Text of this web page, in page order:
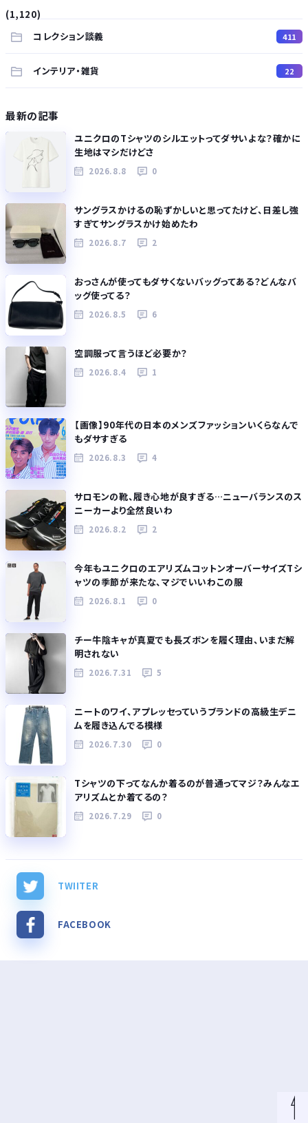
(1,120)
コレクション談義
411
インテリア・雑貨 22
最新の記事
ユニクロのTシャツのシルエットってダサいよな？確かに
生地はマシだけどさ
2026.8.8 0
サングラスかけるの恥ずかしいと思ってたけど、日差し強
すぎてサングラスかけ始めたわ
2026.8.7 2
おっさんが使ってもダサくないバッグってある？どんなバ
ッグ使ってる？
2026.8.5 6
空調服って言うほど必要か？
2026.8.4 1
【画像】90年代の日本のメンズファッションいくらなんで
もダサすぎる
2026.8.3 4
サロモンの靴、履き心地が良すぎる…ニューバランスのス
ニーカーより全然良いわ
2026.8.2 2
今年もユニクロのエアリズムコットンオーバーサイズTシ
ャツの季節が来たな、マジでいいわこの服
2026.8.1 0
チー牛陰キャが真夏でも長ズボンを履く理由、いまだ解
明されない
2026.7.31 5
ニートのワイ、アプレッセっていうブランドの高級生デニ
ムを履き込んでる模様
2026.7.30 0
Tシャツの下ってなんか着るのが普通ってマジ？みんなエ
アリズムとか着てるの？
2026.7.29 0
TWIITER
FACEBOOK